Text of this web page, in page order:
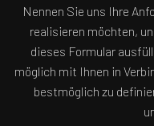
Nennen Sie uns Ihre
realisieren möchten,
dieses Formular
möglich mit Ihnen in
bestmöglich zu